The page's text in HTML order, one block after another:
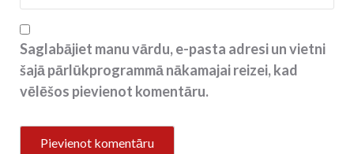
Saglabājiet manu vārdu, e-pasta adresi un vietni
šajā pārlūkprogrammā nākamajai reizei, kad
vēlēšos pievienot komentāru.